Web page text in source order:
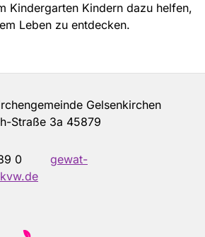
Kindergarten Kindern dazu helfen,
Leben zu entdecken.
Gelsenkirchen
Straße 3a 45879
89 0 gewat-